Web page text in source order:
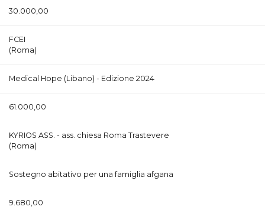
30.000,00
FCEI
(Roma)
Medical Hope (Libano) - Edizione 2024
61.000,00
KYRIOS ASS. - ass. chiesa Roma Trastevere
(Roma)
Sostegno abitativo per una famiglia afgana
9.680,00